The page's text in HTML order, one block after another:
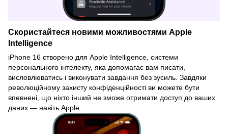
Скористайтеся новими можливостями Apple
Intelligence
iPhone 16 створено для Apple Intelligence, системи
персонального інтелекту, яка допомагає вам писати,
висловлюватись і виконувати завдання без зусиль. Завдяки
революційному захисту конфіденційності ви можете бути
впевнені, що ніхто інший не зможе отримати доступ до ваших
даних — навіть Apple.